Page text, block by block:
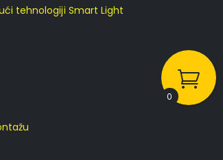
tehnologiji Smart Light
0